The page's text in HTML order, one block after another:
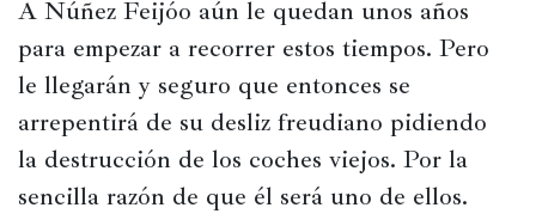
A Núñez Feijóo aún le quedan unos años
para empezar a recorrer estos tiempos. Pero
le llegarán y seguro que entonces se
arrepentirá de su desliz freudiano pidiendo
la destrucción de los coches viejos. Por la
sencilla razón de que él será uno de ellos.